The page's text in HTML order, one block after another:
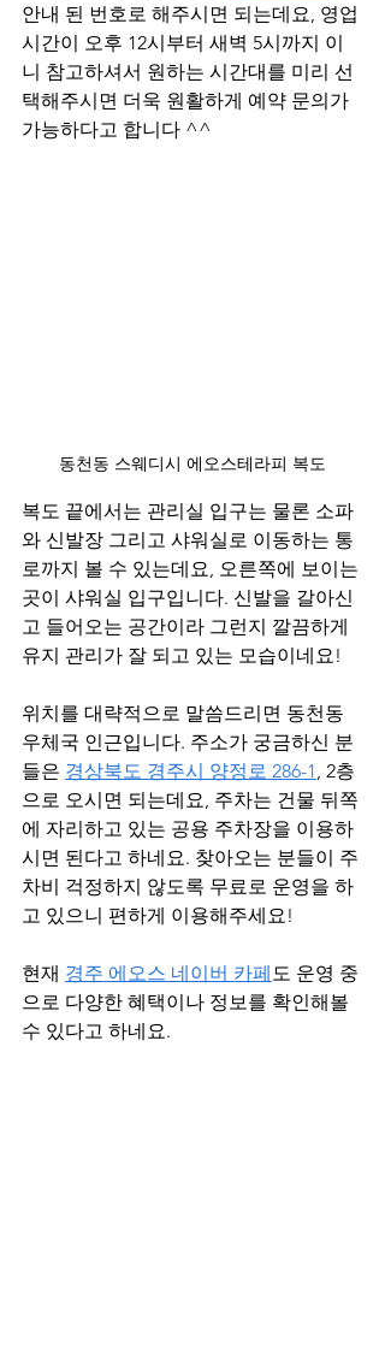
안내 된 번호로 해주시면 되는데요, 영업
시간이 오후 12시부터 새벽 5시까지 이
니 참고하셔서 원하는 시간대를 미리 선
택해주시면 더욱 원활하게 예약 문의가
가능하다고 합니다 ^^
동천동 스웨디시 에오스테라피 복도
복도 끝에서는 관리실 입구는 물론 소파
와 신발장 그리고 샤워실로 이동하는 통
로까지 볼 수 있는데요, 오른쪽에 보이는
곳이 샤워실 입구입니다. 신발을 갈아신
고 들어오는 공간이라 그런지 깔끔하게
유지 관리가 잘 되고 있는 모습이네요!
위치를 대략적으로 말씀드리면 동천동
우체국 인근입니다. 주소가 궁금하신 분
들은 경상북도 경주시 양정로 286-1, 2층
으로 오시면 되는데요, 주차는 건물 뒤쪽
에 자리하고 있는 공용 주차장을 이용하
시면 된다고 하네요. 찾아오는 분들이 주
차비 걱정하지 않도록 무료로 운영을 하
고 있으니 편하게 이용해주세요!
현재 경주 에오스 네이버 카페도 운영 중
으로 다양한 혜택이나 정보를 확인해볼
수 있다고 하네요.